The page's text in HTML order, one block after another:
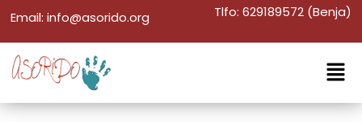
Email: info@asorido.org Tlfo: 629189572 (Benja)